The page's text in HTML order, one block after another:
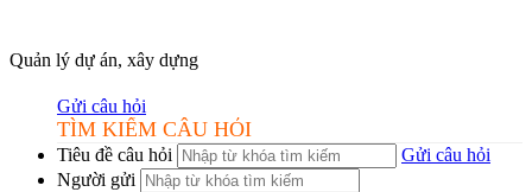
Quản lý dự án, xây dựng
Gửi câu hỏi
TÌM KIẾM CÂU HỎI
Tiêu đề câu hỏi
Gửi câu hỏi
Người gửi